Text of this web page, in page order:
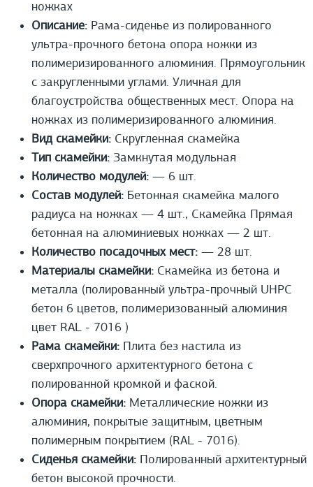
ножках
Описание: Рама-сиденье из полированного
ультра-прочного бетона опора ножки из
полимеризированного алюминия. Прямоугольник
с закругленными углами. Уличная для
благоустройства общественных мест. Опора на
ножках из полимеризированного алюминия.
Вид скамейки: Скругленная скамейка
Тип скамейки: Замкнутая модульная
Количество модулей: — 6 шт.
Состав модулей: Бетонная скамейка малого
радиуса на ножках — 4 шт., Скамейка Прямая
бетонная на алюминиевых ножках — 2 шт.
Количество посадочных мест: — 28 шт.
Материалы скамейки: Cкамейка из бетона и
металла (полированный ультра-прочный UHPС
бетон 6 цветов, полимеризованный алюминия
цвет RAL - 7016 )
Рама скамейки: Плита без настила из
сверхпрочного архитектурного бетона с
полированной кромкой и фаской.
Опора скамейки: Металлические ножки из
алюминия, покрытые защитным, цветным
полимерным покрытием (RAL - 7016).
Сиденья скамейки: Полированный архитектурный
бетон высокой прочности.